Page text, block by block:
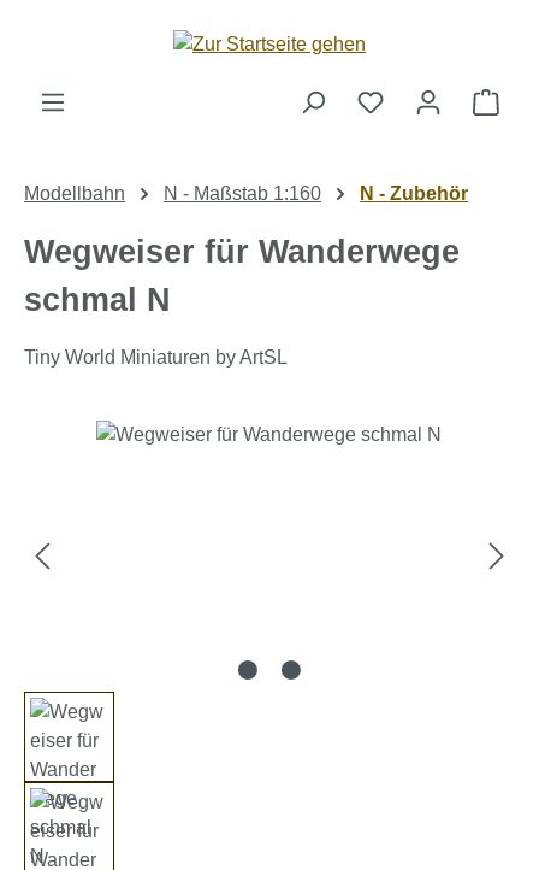
Zum Hauptinhalt springen
Modellbahn N - Maßstab 1:160 N - Zubehör
Wegweiser für Wanderwege
schmal N
Tiny World Miniaturen by ArtSL
Bildergalerie überspringen